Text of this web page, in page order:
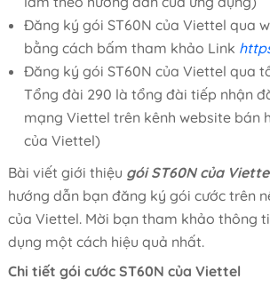
Đăng ký gói ST60N của Viettel qua
bằng cách bấm tham khảo Link
Đăng ký gói ST60N của Viettel qua
Tổng đài 290 là tổng đài tiếp nhận
mạng Viettel trên kênh website bán
của Viettel)
Bài viết giới thiệu gói ST60N của
hướng dẫn bạn đăng ký gói cước trên
của Viettel. Mời bạn tham khảo thông
dụng một cách hiệu quả nhất.
Chi tiết gói cước ST60N của Viettel